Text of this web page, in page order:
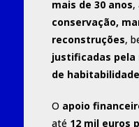
mais de 30 anos,
conservação,
reconstruções,
justificadas pela
de
O apoio
até 12 mil euros